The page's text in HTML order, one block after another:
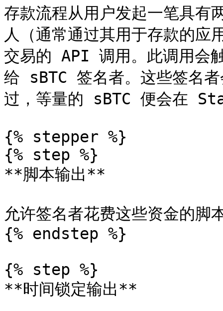
存款流程从用户发起一笔具有
人（通常通过其用于存款的应
交易的 API 调用。此调用会
给 sBTC 签名者。这些签名
过，等量的 sBTC 便会在
{% stepper %}
{% step %}
**脚本输出**
允许签名者花费这些资金的脚
{% endstep %}
{% step %}
**时间锁定输出**